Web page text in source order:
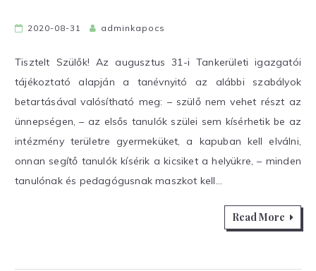
2020-08-31 adminkapocs
Tisztelt Szülők! Az augusztus 31-i Tankerületi igazgatói
tájékoztató alapján a tanévnyitó az alábbi szabályok
betartásával valósítható meg: – szülő nem vehet részt az
ünnepségen, – az elsős tanulók szülei sem kísérhetik be az
intézmény területre gyermeküket, a kapuban kell elválni,
onnan segítő tanulók kísérik a kicsiket a helyükre, – minden
tanulónak és pedagógusnak maszkot kell…
Read More